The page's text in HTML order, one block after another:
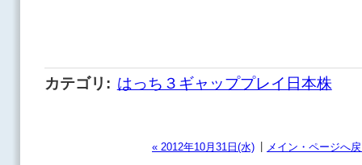
カテゴリ : はっち３ギャッププレイ日本株
« 2012年10月31日(水) メイン・ページへ